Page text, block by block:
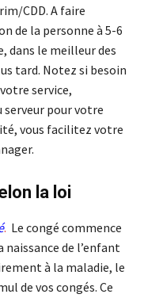
CDD. A faire
de la personne à 5-6
dans le meilleur des
tard. Notez si besoin
service,
serveur pour votre
vous facilitez votre
la loi
. Le congé commence
naissance de l’enfant
à la maladie, le
de vos congés. Ce